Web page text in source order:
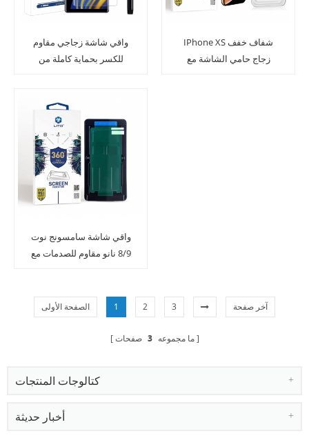
واقي شاشة زجاجي مقاوم
للكسر بحماية كاملة من
IPhone XS شفاف خفف
زجاج حامي الشاشة مع
واقي شاشة سامسونج نوت
8/9 نانو مقاوم للصدمات مع
الصفحة الأولى 1 2 3 آخر صفحة
ما مجموعه 3 صفحات
كتالوجات المنتجات
أخبار حديثة